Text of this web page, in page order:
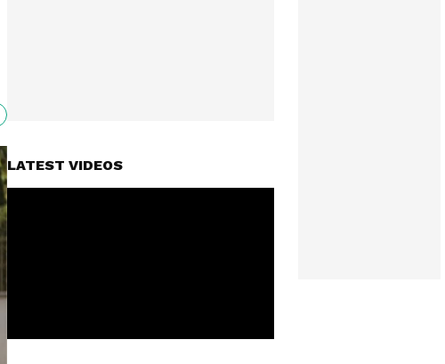
LATEST VIDEOS